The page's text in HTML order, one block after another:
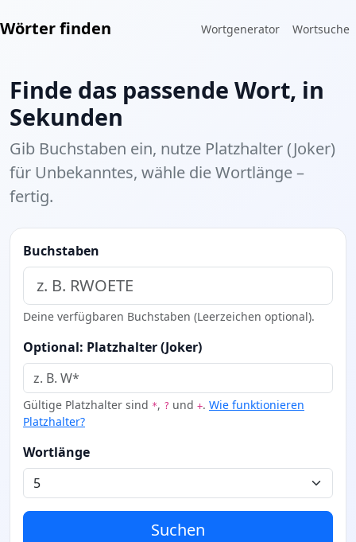
Wörter finden Wortgenerator Wortsuche
Finde das passende Wort, in
Sekunden
Gib Buchstaben ein, nutze Platzhalter (Joker)
für Unbekanntes, wähle die Wortlänge –
fertig.
Buchstaben
Deine verfügbaren Buchstaben (Leerzeichen optional).
Optional: Platzhalter (Joker)
Gültige Platzhalter sind *, ? und +. Wie funktionieren
Platzhalter?
Wortlänge
Suchen